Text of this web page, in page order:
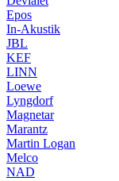
Epos
In-Akustik
JBL
KEF
LINN
Loewe
Lyngdorf
Magnetar
Marantz
Martin Logan
Melco
NAD